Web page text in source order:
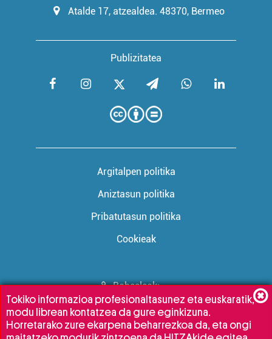
Publizitatea
Atalde 17, atzealdea. 48370, Bermeo
Argitalpen politika
Aniztasun politika
Pribatutasun politika
Cookieak
Babesleak:
Tokiko informazioa profesionaltasunez eta euskaratik,
modu librean kontatzea da gure eginkizuna.
Horretarako zure ekarpena beharrezkoa da, eta ongi